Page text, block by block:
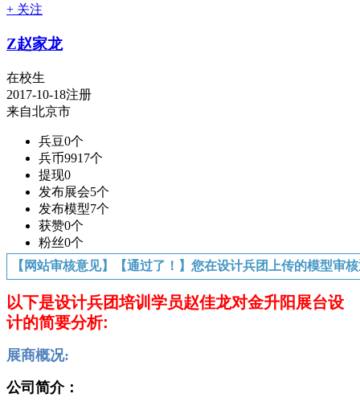
+ 关注
Z赵家龙
在校生
2017-10-18注册
来自北京市
兵豆0个
兵币9917个
提现0
发布展会5个
发布模型7个
获赞0个
粉丝0个
【网站审核意见】【通过了！】您在设计兵团上传的模型审
以下是设计兵团培训学员赵佳龙对金升阳 展台设
计的简要分析:
展商概况:
公司简介：